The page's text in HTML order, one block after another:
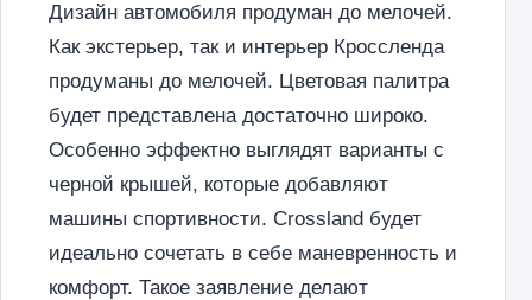
Дизайн автомобиля продуман до мелочей.
Как экстерьер, так и интерьер Кроссленда
продуманы до мелочей. Цветовая палитра
будет представлена достаточно широко.
Особенно эффектно выглядят варианты с
черной крышей, которые добавляют
машины спортивности. Crossland будет
идеально сочетать в себе маневренность и
комфорт. Такое заявление делают